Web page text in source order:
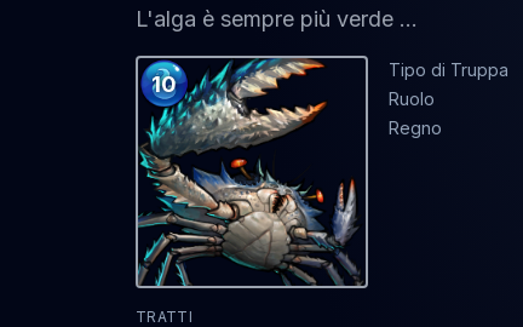
L'alga è sempre più verde ...
10
Tipo di Truppa
Ruolo
Regno
TRATTI